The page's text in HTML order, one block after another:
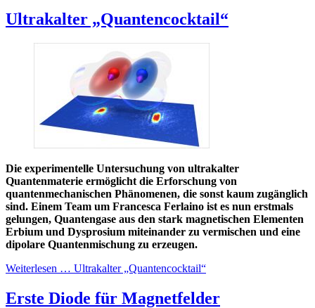
Ultrakalter „Quantencocktail“
Die experimentelle Untersuchung von ultrakalter
Quantenmaterie ermöglicht die Erforschung von
quantenmechanischen Phänomenen, die sonst kaum zugänglich
sind. Einem Team um Francesca Ferlaino ist es nun erstmals
gelungen, Quantengase aus den stark magnetischen Elementen
Erbium und Dysprosium miteinander zu vermischen und eine
dipolare Quantenmischung zu erzeugen.
Weiterlesen … Ultrakalter „Quantencocktail“
Erste Diode für Magnetfelder